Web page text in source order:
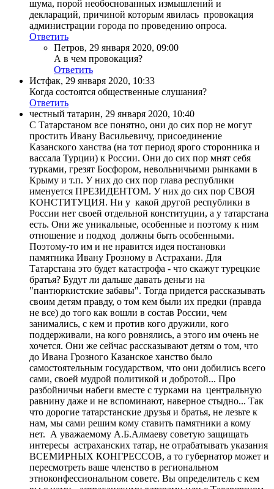
шума, порой необоснованных измышлений и
деклараций, причиной которым явилась провокация
администрации города по проведению опроса.
Ответить
Петров, 29 января 2020, 09:00
А в чем провокация?
Ответить
Истфак, 29 января 2020, 10:33
Когда состоятся общественные слушания?
Ответить
честный татарин, 29 января 2020, 10:40
С Татарстаном все понятно, они до сих пор не могут
простить Ивану Васильевичу, присоединение
Казанского ханства (на тот период ярого сторонника и
вассала Турции) к России. Они до сих пор мнят себя
турками, грезят Босфором, невольничьими рынками в
Крыму и т.п. У них до сих пор глава республики
именуется ПРЕЗИДЕНТОМ. У них до сих пор СВОЯ
КОНСТИТУЦИЯ. Ни у какой другой республики в
России нет своей отдельной конституции, а у татарстана
есть. Они же уникальные, особенные и поэтому к ним
отношение и подход должны быть особенными.
Поэтому-то им и не нравится идея постановки
памятника Ивану Грозному в Астрахани. Для
Татарстана это будет катастрофа - что скажут турецкие
братья? Будут ли дальше давать деньги на
"пантюркистские забавы". Тогда придется рассказывать
своим детям правду, о том кем были их предки (правда
не все) до того как вошли в состав России, чем
занимались, с кем и против кого дружили, кого
поддерживали, на кого ровнялись, а этого им очень не
хочется. Они же сейчас рассказывают детям о том, что
до Ивана Грозного Казанское ханство было
самостоятельным государством, что они добились всего
сами, своей мудрой политикой и добротой... Про
разбойничьи набеги вместе с турками на центральную
равнину даже и не вспоминают, наверное стыдно... Так
что дорогие татарстанские друзья и братья, не лезьте к
нам, мы сами решим кому ставить памятники а кому
нет. А уважаемому А.Б.Алмаеву советую защищать
интересы астраханских татар, не отрабатывать указания
ВСЕМИРНЫХ КОНГРЕССОВ, а то губернатор может и
пересмотреть ваше членство в региональном
этноконфессиональном совете. Вы определитель с кем